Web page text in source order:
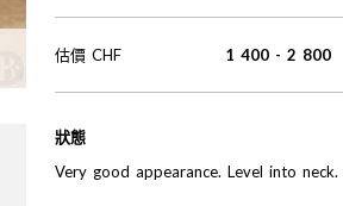
估價 CHF 1 400 - 2 800
狀態
Very good appearance. Level into neck.